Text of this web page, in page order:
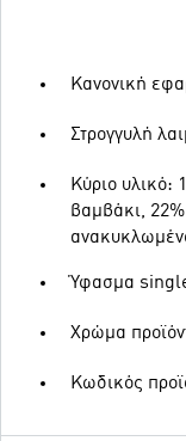
Κανονική
Στρογγυλή
Κύριο υλικό:
βαμβάκι,
Ύφασμα
Χρώμα
Κωδικός